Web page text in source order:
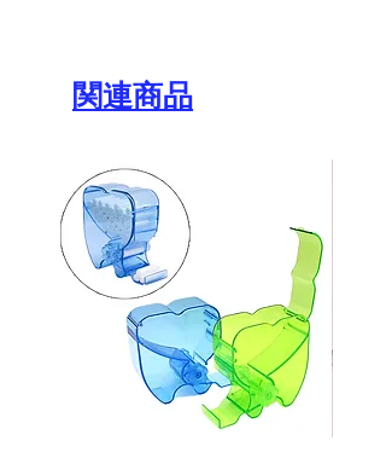
ナロー プラットフォーム (NP)
利用可能なカラーの高さ: 0.5 / 1 / 2
シリコンインサート素材タイプ：
高耐久性 - イタリア製
シリコンインサート保持レベル: ク
リア - 標準保持 1.8kg
金属キャップ 素材の種類: 医療グ
レードのステンレス鋼
イスラエル製
パッケージ内容: 20 x ストレートチ
タンボールアタッチメントセット
関連商品